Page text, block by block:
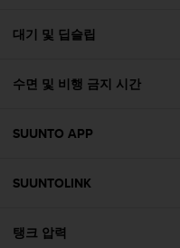
대기 및 딥슬립
수면 및 비행 금지 시간
SUUNTO APP
SUUNTOLINK
탱크 압력